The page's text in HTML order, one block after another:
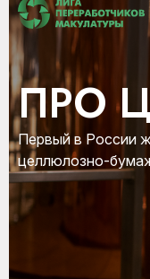
ПРО
Первый в России
целлюлозно-